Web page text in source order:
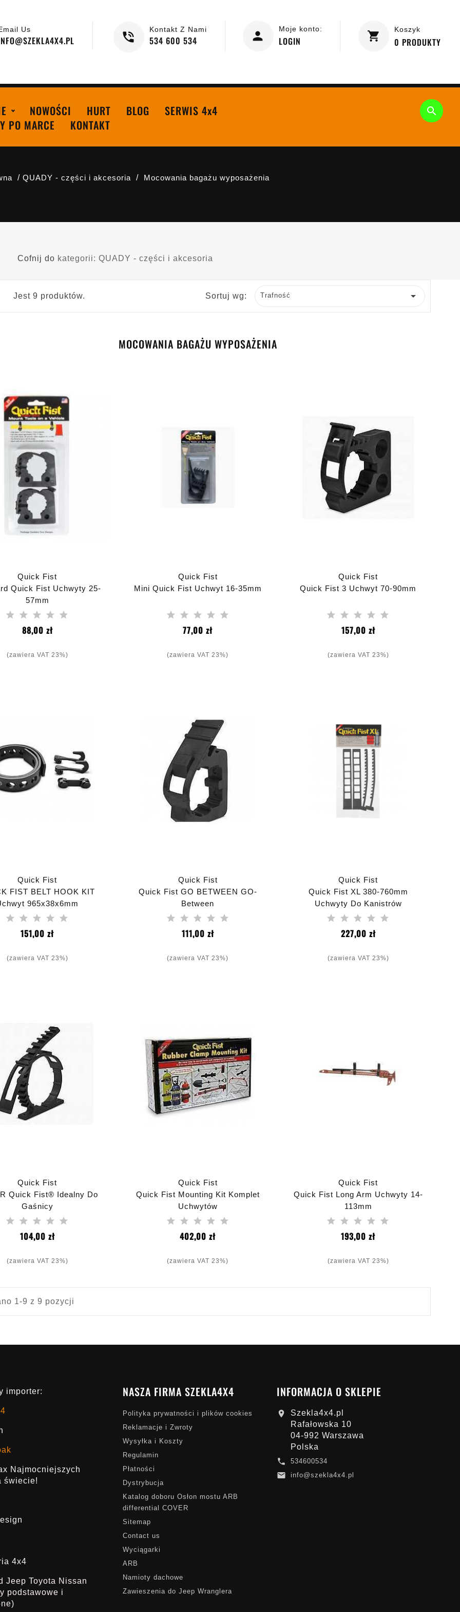
Koszyk
0 PRODUKTY
Moje konto:
LOGIN
Kontakt Z Nami
534 600 534
Us
NOWOŚCI HURT BLOG
SERWIS 4x4
PO MARCE
KONTAKT

QUADY - części i akcesoria Mocowania bagażu wyposażenia
Cofnij do kategorii: QUADY - części i akcesoria
Jest 9 produktów. Sortuj wg: Trafność 
MOCOWANIA BAGAŻU WYPOSAŻENIA
Quick Fist
Quick Fist Uchwyty 25-
57mm
88,00 złCena
(zawiera VAT 23%)
Quick Fist
Mini Quick Fist Uchwyt 16-35mm
77,00 złCena
(zawiera VAT 23%)
Quick Fist
Quick Fist 3 Uchwyt 70-90mm
157,00 złCena
(zawiera VAT 23%)
Quick Fist
FIST BELT HOOK KIT
965x38x6mm
151,00 złCena
(zawiera VAT 23%)
Quick Fist
Quick Fist GO BETWEEN GO-
Between
111,00 złCena
(zawiera VAT 23%)
Quick Fist
Quick Fist XL 380-760mm
Uchwyty Do Kanistrów
227,00 złCena
(zawiera VAT 23%)
Quick Fist
Quick Fist® Idealny Do
Gaśnicy
104,00 złCena
(zawiera VAT 23%)
Quick Fist
Quick Fist Mounting Kit Komplet
Uchwytów
402,00 złCena
(zawiera VAT 23%)
Quick Fist
Quick Fist Long Arm Uchwyty 14-
113mm
193,00 złCena
(zawiera VAT 23%)
1-9 z 9 pozycji
importer:
Najmocniejszych
świecie!
4x4
Jeep Toyota Nissan
podstawowe i
NASZA FIRMA SZEKLA4X4
Polityka prywatności i plików cookies
Reklamacje i Zwroty
Wysyłka i Koszty
Regulamin
Płatności
Dystrybucja
Katalog doboru Osłon mostu ARB
differential COVER
Sitemap
Contact us
Wyciągarki
ARB
Namioty dachowe
Zawieszenia do Jeep Wranglera
INFORMACJA O SKLEPIE

Szekla4x4.pl
Rafałowska 10
04-992 Warszawa
Polska
 534600534
 info@szekla4x4.pl